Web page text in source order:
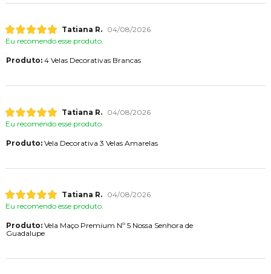
Tatiana R.
04/08/2026
Eu recomendo esse produto.
Produto:4 Velas Decorativas Brancas
Tatiana R.
04/08/2026
Eu recomendo esse produto.
Produto:Vela Decorativa 3 Velas Amarelas
Tatiana R.
04/08/2026
Eu recomendo esse produto.
Produto:Vela Maço Premium Nº 5 Nossa Senhora de
Guadalupe